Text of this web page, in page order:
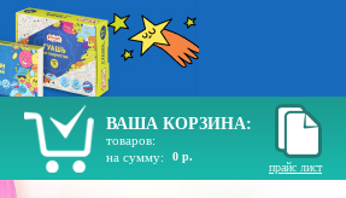
ВАША КОРЗИНА:
товаров:
на сумму:
0 р.
прайс лист